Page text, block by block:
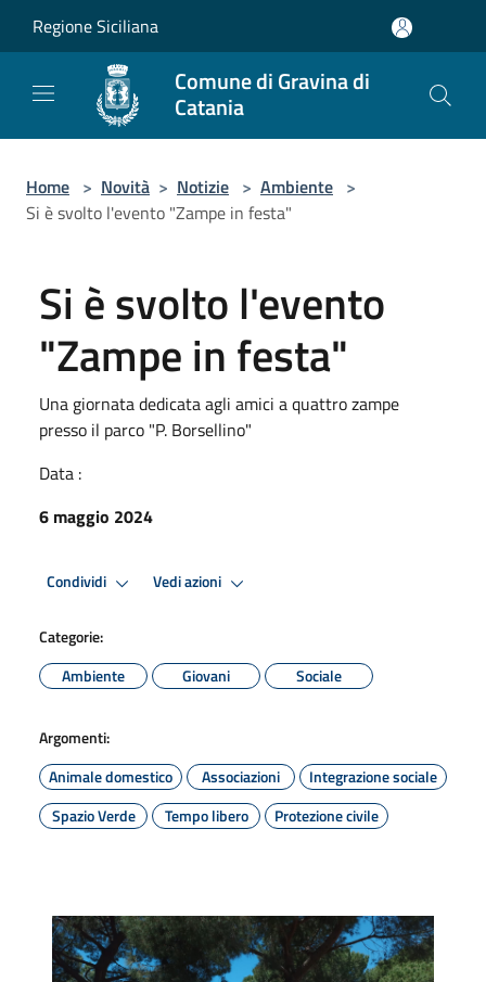
Regione Siciliana
Comune di Gravina di
Catania
Home > Novità > Notizie > Ambiente >
Si è svolto l'evento "Zampe in festa"
Si è svolto l'evento
"Zampe in festa"
Una giornata dedicata agli amici a quattro zampe
presso il parco "P. Borsellino"
Data :
6 maggio 2024
Condividi Vedi azioni
Categorie:
Ambiente
Giovani Sociale
Argomenti:
Animale domestico
Associazioni
Integrazione sociale
Spazio Verde
Tempo libero Protezione civile